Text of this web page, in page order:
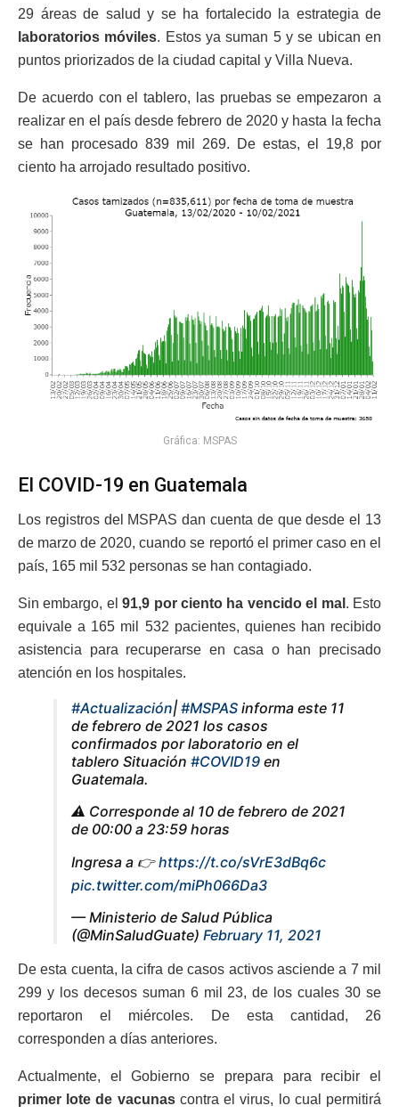
29 áreas de salud y se ha fortalecido la estrategia de
laboratorios móviles. Estos ya suman 5 y se ubican en
puntos priorizados de la ciudad capital y Villa Nueva.
De acuerdo con el tablero, las pruebas se empezaron a
realizar en el país desde febrero de 2020 y hasta la fecha
se han procesado 839 mil 269. De estas, el 19,8 por
ciento ha arrojado resultado positivo.
Gráfica: MSPAS
El COVID-19 en Guatemala
Los registros del MSPAS dan cuenta de que desde el 13
de marzo de 2020, cuando se reportó el primer caso en el
país, 165 mil 532 personas se han contagiado.
Sin embargo, el 91,9 por ciento ha vencido el mal . Esto
equivale a 165 mil 532 pacientes, quienes han recibido
asistencia para recuperarse en casa o han precisado
atención en los hospitales.
#Actualización| #MSPAS informa este 11
de febrero de 2021 los casos
confirmados por laboratorio en el
tablero Situación #COVID19 en
Guatemala.
⚠️ Corresponde al 10 de febrero de 2021
de 00:00 a 23:59 horas
Ingresa a 👉https://t.co/sVrE3dBq6c
pic.twitter.com/miPh066Da3
— Ministerio de Salud Pública
(@MinSaludGuate) February 11, 2021
De esta cuenta, la cifra de casos activos asciende a 7 mil
299 y los decesos suman 6 mil 23, de los cuales 30 se
reportaron el miércoles. De esta cantidad, 26
corresponden a días anteriores.
Actualmente, el Gobierno se prepara para recibir el
primer lote de vacunascontra el virus, lo cual permitirá